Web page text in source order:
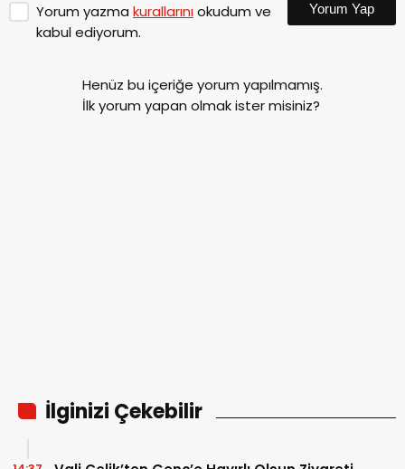
Yorum yazma kurallarınıokudum ve
kabul ediyorum.
Yorum Yap
Henüz bu içeriğe yorum yapılmamış.
İlk yorum yapan olmak ister misiniz?
İlginizi Çekebilir